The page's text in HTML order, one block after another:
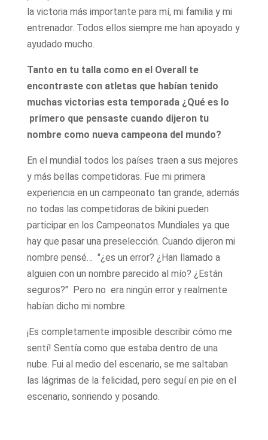
la victoria más importante para mí, mi familia y mi
entrenador. Todos ellos siempre me han apoyado y
ayudado mucho.
Tanto en tu talla como en el Overall te
encontraste con atletas que habían tenido
muchas victorias esta temporada ¿Qué es lo
primero que pensaste cuando dijeron tu
nombre como nueva campeona del mundo?
En el mundial todos los países traen a sus mejores
y más bellas competidoras. Fue mi primera
experiencia en un campeonato tan grande, además
no todas las competidoras de bikini pueden
participar en los Campeonatos Mundiales ya que
hay que pasar una preselección. Cuando dijeron mi
nombre pensé… "¿es un error? ¿Han llamado a
alguien con un nombre parecido al mío? ¿Están
seguros?" Pero no era ningún error y realmente
habían dicho mi nombre.
¡Es completamente imposible describir cómo me
sentí! Sentía como que estaba dentro de una
nube. Fui al medio del escenario, se me saltaban
las lágrimas de la felicidad, pero seguí en pie en el
escenario, sonriendo y posando.